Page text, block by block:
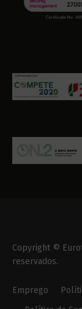
Copyright ©
reservados.
Emprego